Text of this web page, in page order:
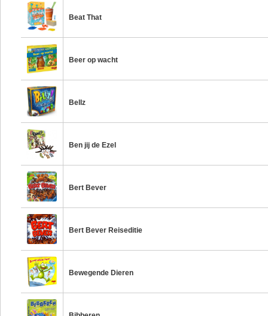
Beat That
Beer op wacht
Bellz
Ben jij de Ezel
Bert Bever
Bert Bever Reiseditie
Bewegende Dieren